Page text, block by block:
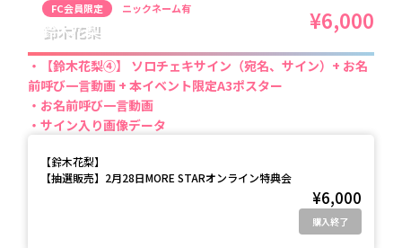
FC会員限定 ニックネーム有
鈴木花梨 ¥6,000
【鈴木花梨④】 ソロチェキサイン（宛名、サイン）+ お名
前呼び一言動画 + 本イベント限定A3ポスター
お名前呼び一言動画
サイン入り画像データ
【鈴木花梨】
【抽選販売】2月28日MORE STARオンライン特典会
¥6,000
購入終了